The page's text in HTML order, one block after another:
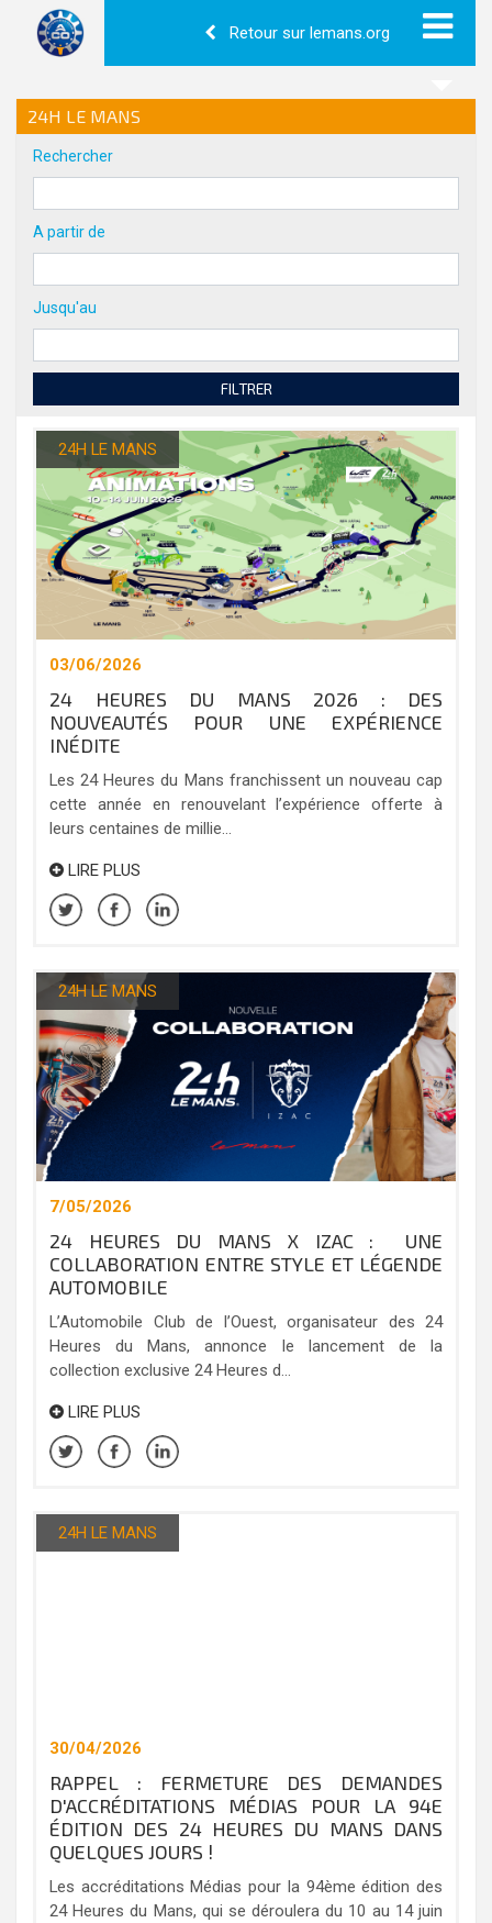
Retour sur lemans.org
24H LE MANS
Rechercher
A partir de
Jusqu'au
FILTRER
24H LE MANS
03/06/2026
24 HEURES DU MANS 2026 : DES
NOUVEAUTÉS POUR UNE EXPÉRIENCE
INÉDITE
Les 24 Heures du Mans franchissent un nouveau cap
cette année en renouvelant l’expérience offerte à
leurs centaines de millie...
LIRE PLUS
24H LE MANS
7/05/2026
24 HEURES DU MANS X IZAC : UNE
COLLABORATION ENTRE STYLE ET LÉGENDE
AUTOMOBILE
L’Automobile Club de l’Ouest, organisateur des 24
Heures du Mans, annonce le lancement de la
collection exclusive 24 Heures d...
LIRE PLUS
24H LE MANS
30/04/2026
RAPPEL : FERMETURE DES DEMANDES
D'ACCRÉDITATIONS MÉDIAS POUR LA 94E
ÉDITION DES 24 HEURES DU MANS DANS
QUELQUES JOURS !
Les accréditations Médias pour la 94ème édition des
24 Heures du Mans, qui se déroulera du 10 au 14 juin